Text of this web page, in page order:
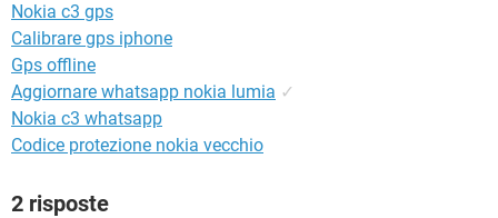
Nokia c3 gps
Calibrare gps iphone
Gps offline
Aggiornare whatsapp nokia lumia ✓
Nokia c3 whatsapp
Codice protezione nokia vecchio
2 risposte